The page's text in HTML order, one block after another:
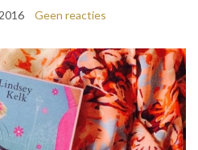
Geen reacties